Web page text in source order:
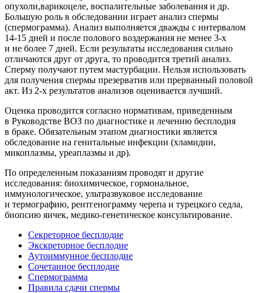
опухоли,варикоцеле, воспалительные заболевания и др.
Большую роль в обследовании играет анализ спермы
(спермограмма). Анализ выполняется дважды с интервалом
14-15 дней и после полового воздержания не менее 3-х
и не более 7 дней. Если результаты исследования сильно
отличаются друг от друга, то проводится третий анализ.
Сперму получают путем мастурбации. Нельзя использовать
для получения спермы презерватив или прерванный половой
акт. Из 2-х результатов анализов оценивается лучший.
Оценка проводится согласно нормативам, приведенным
в Руководстве ВОЗ по диагностике и лечению бесплодия
в браке. Обязательным этапом диагностики является
обследование на генитальные инфекции (хламидии,
микоплазмы, уреаплазмы и др).
По определенным показаниям проводят и другие
исследования: биохимическое, гормональное,
иммунологическое, ультразвуковое исследование
и термографию, рентгенограмму черепа и турецкого седла,
биопсию яичек, медико-генетическое консультирование.
Секреторное бесплодие
Экскреторное бесплодие
Аутоиммунное бесплодие
Сочетанное бесплодие
Спермограмма
Правила сдачи спермы